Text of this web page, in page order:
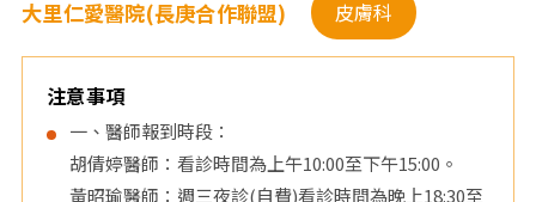
-
仁
愛
大里仁愛醫院(長庚合作聯盟) 皮膚科
注意事項
一、醫師報到時段：
胡倩婷醫師：看診時間為上午10:00至下午15:00。
黃昭瑜醫師：週三夜診(自費)看診時間為晚上18:30至